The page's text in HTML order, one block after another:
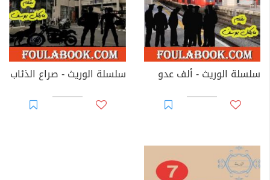
سلسلة الوريث - ألف عدو سلسلة الوريث - صراع الذئاب